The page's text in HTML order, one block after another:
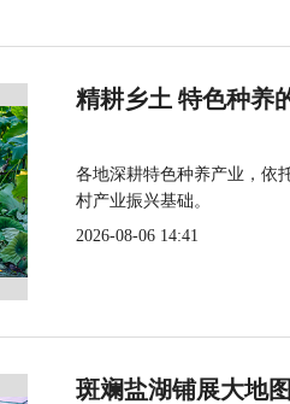
精耕乡土 特色种养
各地深耕特色种养产业，依
村产业振兴基础。
2026-08-06 14:41
斑斓盐湖铺展大地